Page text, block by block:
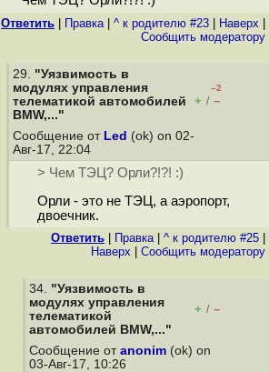
Ответить Правка| ^ к родителю #23 Наверх
Cообщить модератору
29. "Уязвимость в
модулях управления
телематикой автомобилей
BMW,..."
–2
+ / –
Сообщение от Led (ok) on 02-
Авг-17, 22:04
> Чем ТЭЦ? Орли?!?! :)
Орли - это не ТЭЦ, а аэропорт,
двоечник.
Ответить Правка| ^ к родителю #25
Наверх
Cообщить модератору
34. "Уязвимость в
модулях управления
телематикой
автомобилей BMW,..."
+ / –
Сообщение от anonim (ok) on
03-Авг-17, 10:26